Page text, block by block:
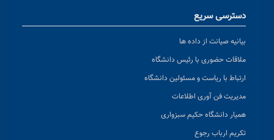
دسترسی سریع
بیانیه صیانت از داده ها
ملاقات حضوری با رئیس دانشگاه
ارتباط با ریاست و مسئولین دانشگاه
مدیریت فن آوری اطلاعات
همیار دانشگاه حکیم سبزواری
تکریم ارباب رجوع